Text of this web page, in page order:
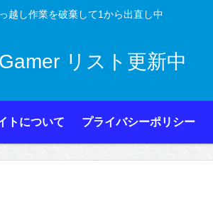
越し作業を破棄して1から出直し中
リスト更新中
トについて プライバシーポリシー